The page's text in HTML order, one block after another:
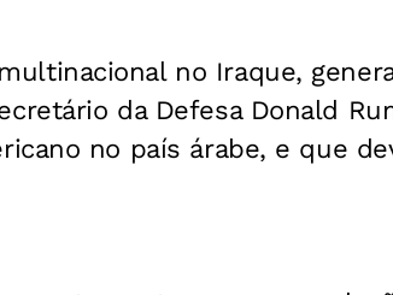
no Iraque,
da Defesa Donald
no país árabe, e que